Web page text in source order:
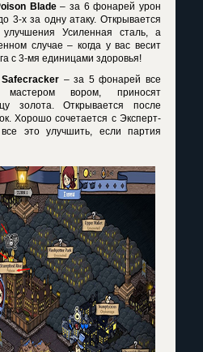
Blade – за 6 фонарей урон
3-х за одну атаку. Открывается
улучшения Усиленная сталь, а
случае – когда у вас весит
с 3-мя единицами здоровья!
Safecracker – за 5 фонарей все
вором, приносят
золота. Открывается после
Хорошо сочетается с Эксперт-
это улучшить, если партия